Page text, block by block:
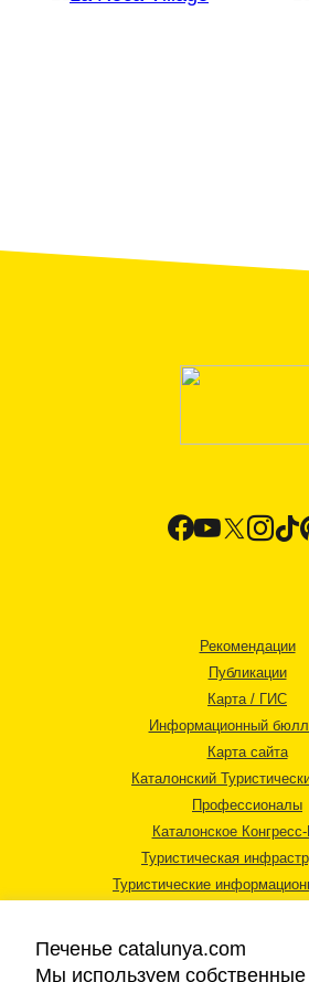
Рекомендации
Публикации
Карта / ГИС
Информационный
Карта сайта
Каталонский
Профессионалы
Каталонское
Туристическая
Туристические
Печенье catalunya.com
Мы используем собственные